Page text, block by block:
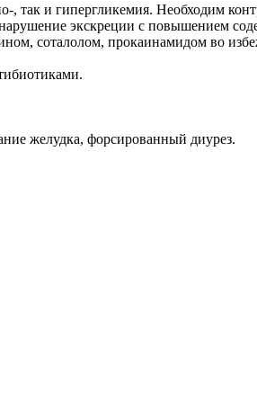
и гипергликемия. Необходим
экскреции с повышением
соталолом, прокаинамидом во
желудка, форсированный диурез.